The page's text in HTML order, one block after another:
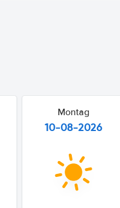
Montag
10-08-2026